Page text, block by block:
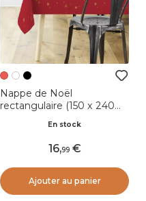
Nappe de Noël
rectangulaire (150 x 240
En stock
16,99
Ajouter au panier